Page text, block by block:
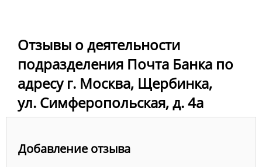
Отзывы о деятельности
подразделения Почта Банка по
адресу г. Москва, Щербинка,
ул. Симферопольская, д. 4а
Добавление отзыва